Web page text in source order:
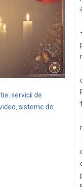
, servicii de
, sisteme de